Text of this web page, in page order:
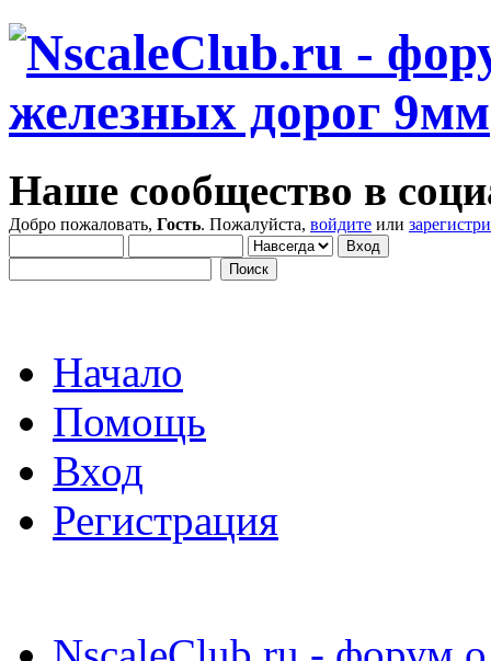
Наше сообщество в
Добро пожаловать, Гость. Пожалуйста, войдите или
Начало
Помощь
Вход
Регистрация